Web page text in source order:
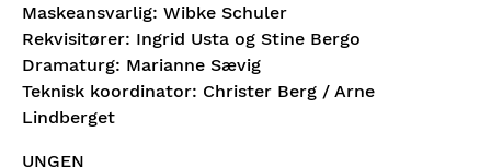
Maskeansvarlig: Wibke Schuler
Rekvisitører: Ingrid Usta og Stine Bergo
Dramaturg: Marianne Sævig
Teknisk koordinator: Christer Berg / Arne
Lindberget
UNGEN